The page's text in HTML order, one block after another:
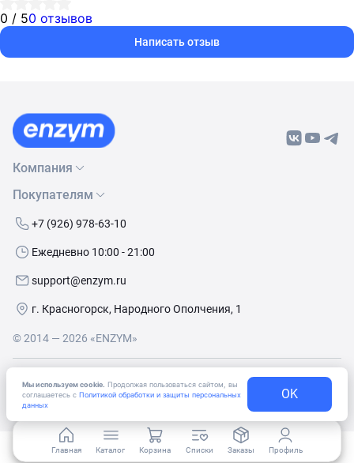
Мы используем cookie. Продолжая пользоваться сайтом, вы
соглашаетесь с Политикой обработки и защиты персональных
данных
OK
0 / 50 отзывов
Написать отзыв
Компания
О нас
Бренды
Контакты
Покупателям
Как сделать заказ
Условия доставки
+7 (926) 978-63-10
Ежедневно 10:00 - 21:00
support@enzym.ru
г. Красногорск, Народного Ополчения, 1
© 2014 — 2026 «ENZYM»
Согласие
на получение рекламно-информационных
материалов
Главная Каталог Корзина Списки Заказы Профиль